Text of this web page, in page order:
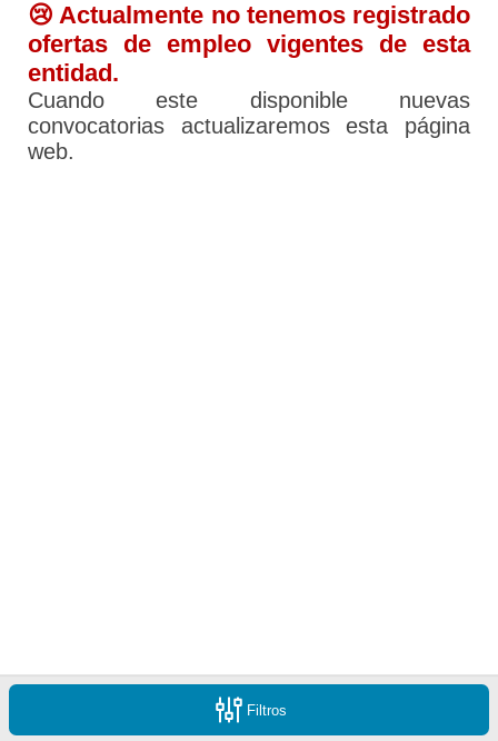
😢 Actualmente no tenemos registrado
ofertas de empleo vigentes de esta
entidad.
Cuando este disponible nuevas
convocatorias actualizaremos esta página
web.
Filtros